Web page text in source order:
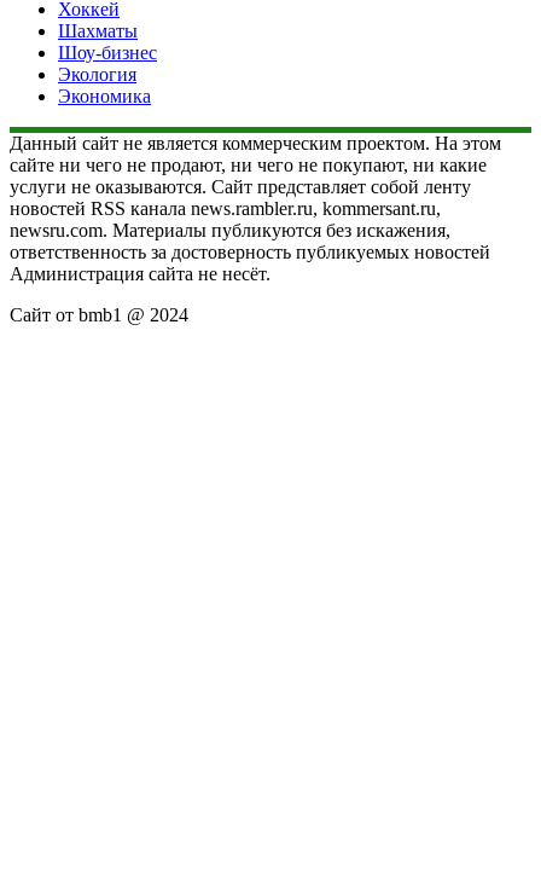
Хоккей
Шахматы
Шоу-бизнес
Экология
Экономика
Данный сайт не является коммерческим проектом. На этом
сайте ни чего не продают, ни чего не покупают, ни какие
услуги не оказываются. Сайт представляет собой ленту
новостей RSS канала news.rambler.ru, kommersant.ru,
newsru.com. Материалы публикуются без искажения,
ответственность за достоверность публикуемых новостей
Администрация сайта не несёт.
Сайт от bmb1 @ 2024